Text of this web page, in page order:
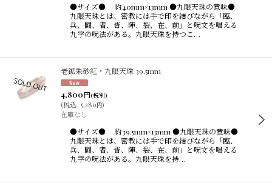
●サイズ● 約40mm×13mm ●九眼天珠の意味●
九眼天珠とは、密教には手で印を結びながら「臨、
兵、闘、者、皆、陣、裂、在、前」と呪文を唱える
九字の呪法がある。九眼天珠を持つこ…
老鉱朱砂紅・九眼天珠 39.5mm
4,800円(税別)
(税込: 5,280円)
在庫なし
●サイズ● 約39.5mm×13mm ●九眼天珠の意味●
九眼天珠とは、密教には手で印を結びながら「臨、
兵、闘、者、皆、陣、裂、在、前」と呪文を唱える
九字の呪法がある。九眼天珠を持…